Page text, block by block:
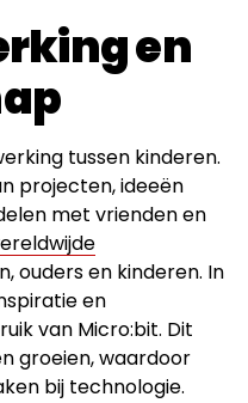
en
tussen kinderen.
projecten, ideeën
met vrienden en
ouders en kinderen. In
en
van Micro:bit. Dit
groeien, waardoor
bij technologie.